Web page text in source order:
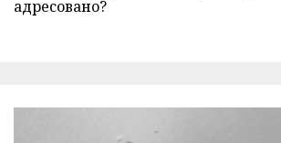
адресовано?